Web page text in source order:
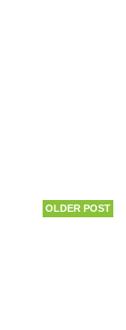
OLDER POST